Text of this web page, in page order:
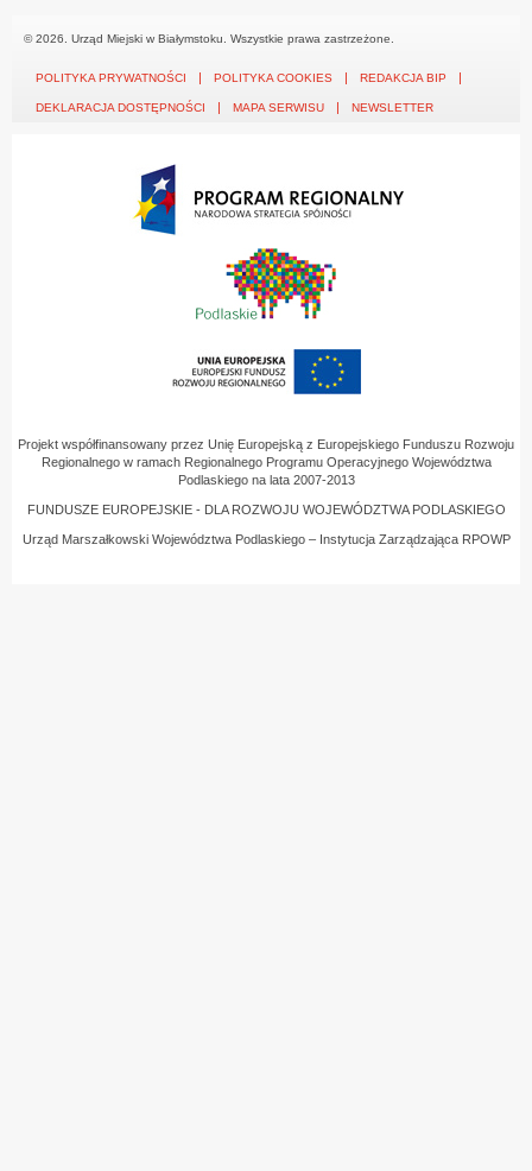
© 2026. Urząd Miejski w Białymstoku. Wszystkie prawa zastrzeżone.
POLITYKA PRYWATNOŚCI POLITYKA COOKIES REDAKCJA BIP
DEKLARACJA DOSTĘPNOŚCI MAPA SERWISU NEWSLETTER
Projekt współfinansowany przez Unię Europejską z Europejskiego Funduszu Rozwoju
Regionalnego w ramach Regionalnego Programu Operacyjnego Województwa
Podlaskiego na lata 2007-2013
FUNDUSZE EUROPEJSKIE - DLA ROZWOJU WOJEWÓDZTWA PODLASKIEGO
Urząd Marszałkowski Województwa Podlaskiego – Instytucja Zarządzająca RPOWP